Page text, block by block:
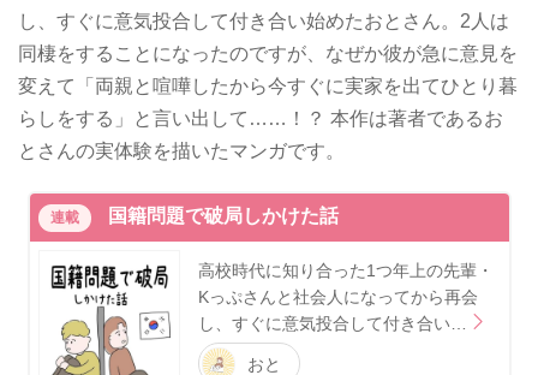
し、すぐに意気投合して付き合い始めたおとさん。2人は
同棲をすることになったのですが、なぜか彼が急に意見を
変えて「両親と喧嘩したから今すぐに実家を出てひとり暮
らしをする」と言い出して……！？ 本作は著者であるお
とさんの実体験を描いたマンガです。
連載 国籍問題で破局しかけた話
高校時代に知り合った1つ年上の先輩・
Kっぷさんと社会人になってから再会
し、すぐに意気投合して付き合い…
おと